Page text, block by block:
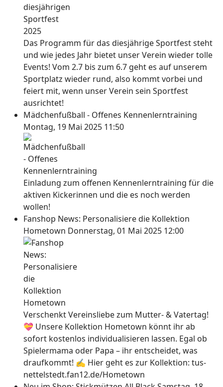
Das Programm für das diesjährige Sportfest steht
und wie jedes Jahr bietet unser Verein wieder tolle
Events! Vom 2.7 bis zum 6.7 geht es auf unserem
Sportplatz wieder rund, also kommt vorbei und
feiert mit, wenn unser Verein sein Sportfest
ausrichtet!
Mädchenfußball - Offenes Kennenlerntraining
Montag, 19 Mai 2025 11:50
Einladung zum offenen Kennenlerntraining für die
aktiven Kickerinnen und die es noch werden
wollen!
Fanshop News: Personalisiere die Kollektion
Hometown Donnerstag, 01 Mai 2025 12:00
Verschenkt Vereinsliebe zum Mutter- & Vatertag!
💝 Unsere Kollektion Hometown könnt ihr ab
sofort kostenlos individualisieren lassen. Egal ob
Spielermama oder Papa – ihr entscheidet, was
draufkommt! ✍ Hier geht es zur Kollektion: tus-
nettelstedt.fan12.de/Hometown